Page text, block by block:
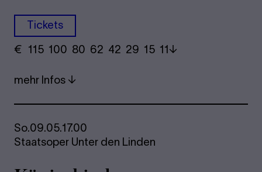
Tickets
€ ​ 115 100 80​ 62 42 29​ 15 11
mehr Infos
So.09.05.17.00
Staatsoper Unter den Linden